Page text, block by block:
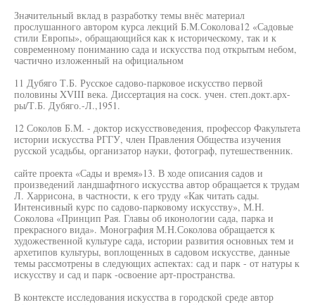
Значительный вклад в разработку темы внёс материал
прослушанного автором курса лекций Б.М.Соколова12 «Садовые
стили Европы», обращающийся как к историческому, так и к
современному пониманию сада и искусства под открытым небом,
частично изложенный на официальном
11 Дубяго Т.Б. Русское садово-парковое искусство первой
половины XVIII века. Диссертация на соск. учен. степ.докт.арх-
ры/Т.Б. Дубяго.-Л.,1951.
12 Соколов Б.М. - доктор искусствоведения, профессор Факультета
истории искусства РГГУ, член Правления Общества изучения
русской усадьбы, организатор науки, фотограф, путешественник.
сайте проекта «Сады и время»13. В ходе описания садов и
произведений ландшафтного искусства автор обращается к трудам
Л. Харрисона, в частности, к его труду «Как читать сады.
Интенсивный курс по садово-парковому искусству», М.Н.
Соколова «Принцип Рая. Главы об иконологии сада, парка и
прекрасного вида». Монография М.Н.Соколова обращается к
художественной культуре сада, истории развития основных тем и
архетипов культуры, воплощенных в садовом искусстве, данные
темы рассмотрены в следующих аспектах: сад и парк - от натуры к
искусству и сад и парк -освоение арт-пространства.
В контексте исследования искусства в городской среде автор